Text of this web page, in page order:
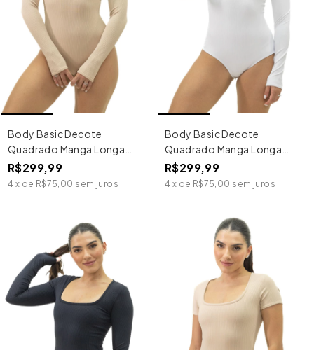
Body Basic Decote
Quadrado Manga Longa
Areia
R$299,99
4 x de R$75,00 sem juros
Body Basic Decote
Quadrado Manga Longa
Branco
R$299,99
4 x de R$75,00 sem juros